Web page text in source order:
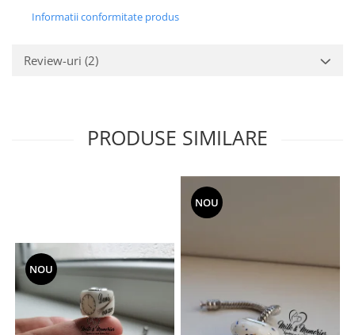
Informatii conformitate produs
Review-uri (2)
PRODUSE SIMILARE
NOU
NOU